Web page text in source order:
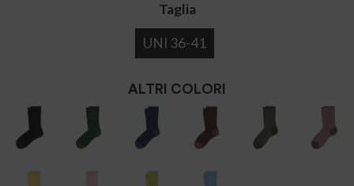
Taglia
UNI 36-41
ALTRI COLORI